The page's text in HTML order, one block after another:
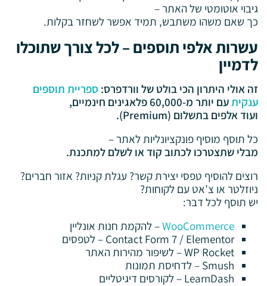
גיבוי אוטומטי של האתר –
כך שאם משהו משתבש, תמיד אפשר לשחזר בקלות.
עשרות אלפי תוספים – לכל צורך שתוכלו
לדמיין
זה אולי היתרון הכי בולט של וורדפרס:ספריית תוספים
ענקיתעם יותר מ-60,000 פלאגינים חינמיים,
ועוד אלפים בתשלום (Premium).
כל תוסף מוסיף פונקציונליות לאתר –
מבלי שתצטרכו לכתוב קוד או לשלם למתכנת.
רוצים להוסיף טפסי יצירת קשר? עגלת קניות? אזור חברים?
ניוזלטר או צ’אט עם לקוחות?
יש תוסף לכל דבר:
WooCommerce– להקמת חנות אונליין
Contact Form 7 / Elementor – לטפסים
WP Rocket – לשיפור מהירות האתר
Smush – לדחיסת תמונות
LearnDash – לקורסים דיגיטליים